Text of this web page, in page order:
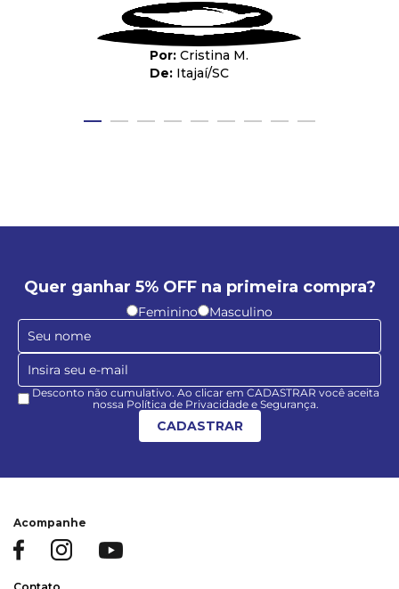
Cristina M.
Itajaí/SC
Quer ganhar 5% OFF na primeira compra?
Feminino Masculino
Desconto não cumulativo. Ao clicar em CADASTRAR você aceita
nossa Política de Privacidade e Segurança.
CADASTRAR
Acompanhe